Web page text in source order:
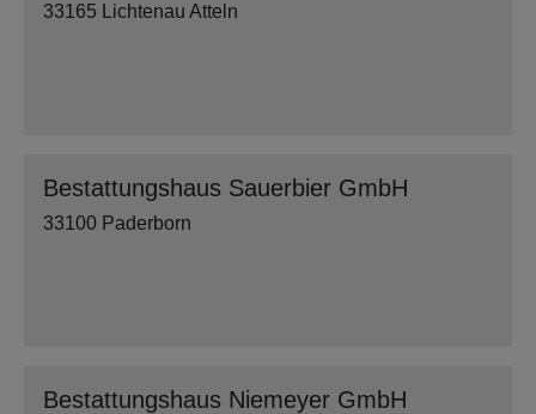
33165 Lichtenau Atteln
Bestattungshaus Sauerbier GmbH
33100 Paderborn
Bestattungshaus Niemeyer GmbH